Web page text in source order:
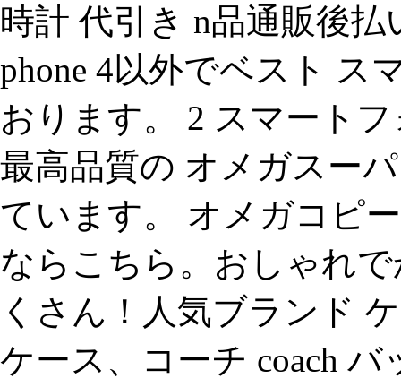
時計 代引き n品通販後
phone 4以外でベスト ス
おります。 2 スマート
最高品質の オメガスー
ています。 オメガコピ
ならこちら。おしゃれ
くさん！人気ブランド
ケース、コーチ coach